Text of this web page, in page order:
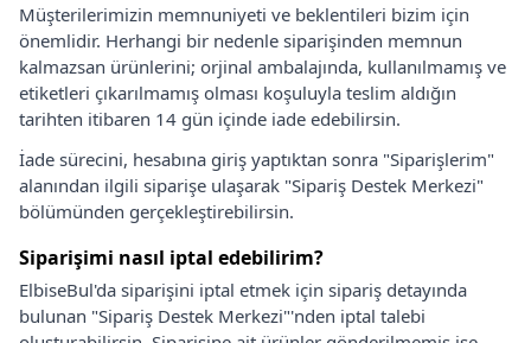
Müşterilerimizin memnuniyeti ve beklentileri bizim için
önemlidir. Herhangi bir nedenle siparişinden memnun
kalmazsan ürünlerini; orjinal ambalajında, kullanılmamış ve
etiketleri çıkarılmamış olması koşuluyla teslim aldığın
tarihten itibaren 14 gün içinde iade edebilirsin.
İade sürecini, hesabına giriş yaptıktan sonra "Siparişlerim"
alanından ilgili siparişe ulaşarak "Sipariş Destek Merkezi"
bölümünden gerçekleştirebilirsin.
Siparişimi nasıl iptal edebilirim?
ElbiseBul'da siparişini iptal etmek için sipariş detayında
bulunan "Sipariş Destek Merkezi"'nden iptal talebi